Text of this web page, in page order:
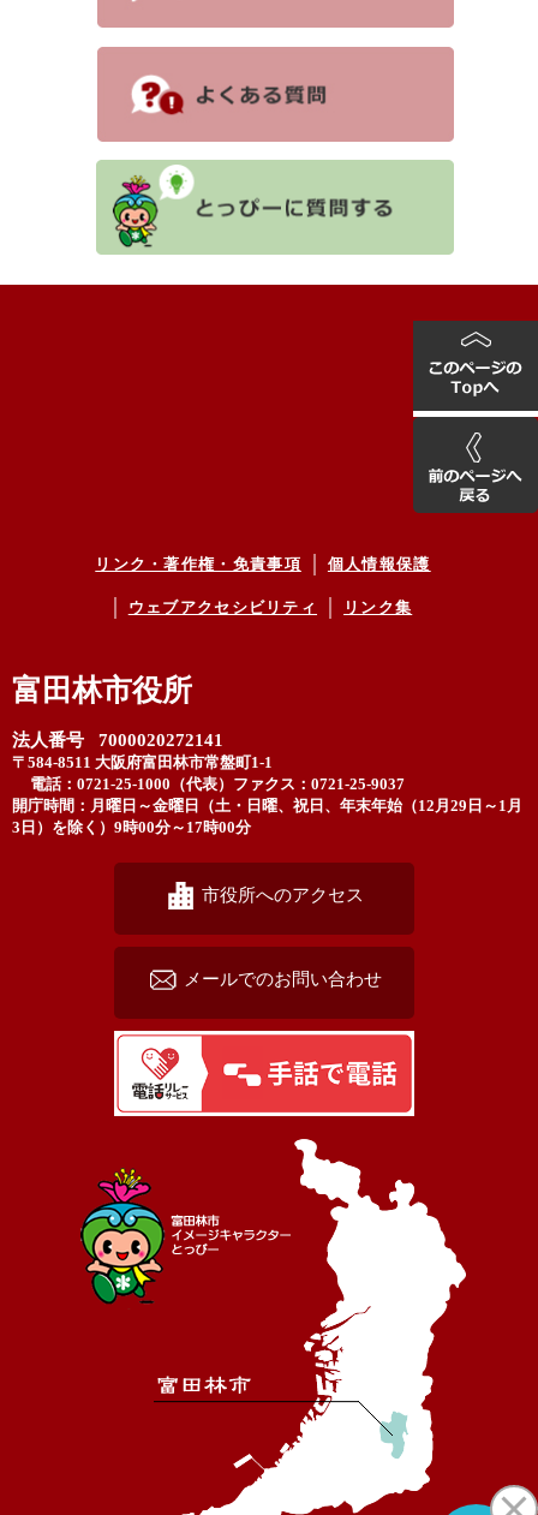
リンク・著作権・免責事項 個人情報保護
ウェブアクセシビリティ リンク集
富田林市役所
法人番号 7000020272141
〒584-8511 大阪府富田林市常盤町1-1
電話：0721-25-1000（代表） ファクス：0721-25-9037
開庁時間：月曜日～金曜日（土・日曜、祝日、年末年始（12月29日～1月
3日）を除く）9時00分～17時00分
市役所へのアクセス
メールでのお問い合わせ